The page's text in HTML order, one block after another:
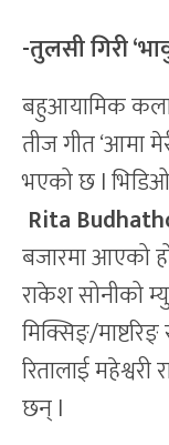
-तुलसी गिरी
बहुआयामिक
तीज गीत ‘आमा
भएको छ l
Rita
बजारमा आएको
राकेश सोनीको
मिक्सिङ्/
रितालाई महेश्वरी
छन् l